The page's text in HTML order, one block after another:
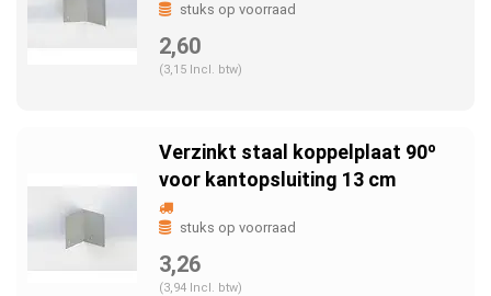
stuks op voorraad
2,60
(3,15 Incl. btw)
Verzinkt staal koppelplaat 90º
voor kantopsluiting 13 cm
stuks op voorraad
3,26
(3,94 Incl. btw)